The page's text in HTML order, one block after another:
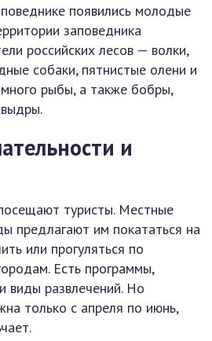
появились молодые
заповедника
российских лесов — волки,
собаки, пятнистые олени и
рыбы, а также бобры,
и
туристы. Местные
предлагают им покататься на
или прогуляться по
Есть программы,
виды развлечений. Но
только с апреля по июнь,